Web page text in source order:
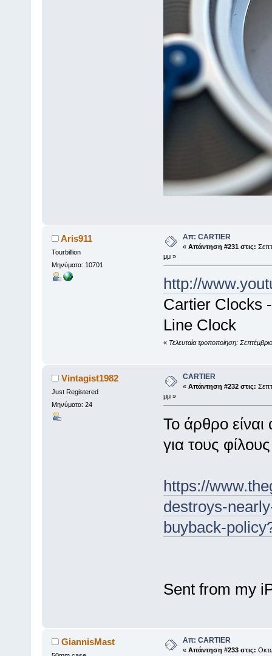
Aris911
Tourbillion
Μηνύματα: 10701
Απ: CARTIER
« Απάντηση #231 στις:
μμ »
http://
Cartier Clocks
Line Clock
« Τελευταία τροποποίηση:
Vintagist1982
Just Registered
Μηνύματα: 24
CARTIER
« Απάντηση #232 στις:
μμ »
Το άρθρο
για τους
https://
destroys-
buyback-
Sent from my
GiannisMast Απ: CARTIER
« Απάντηση #233 στις: